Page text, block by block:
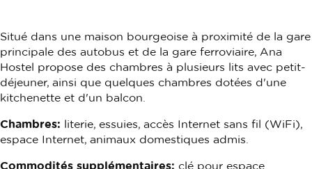
Situé dans une maison bourgeoise à proximité de la gare
principale des autobus et de la gare ferroviaire, Ana
Hostel propose des chambres à plusieurs lits avec petit-
déjeuner, ainsi que quelques chambres dotées d'une
kitchenette et d'un balcon.
Chambres: literie, essuies, accès Internet sans fil (WiFi),
espace Internet, animaux domestiques admis.
Commodités supplémentaires: clé pour espace